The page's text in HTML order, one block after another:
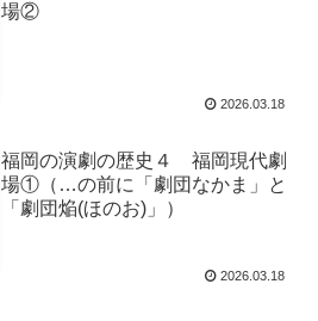
場②
2026.03.18
福岡の演劇の歴史４ 福岡現代劇
場①（…の前に「劇団なかま」と
「劇団焔(ほのお)」）
2026.03.18